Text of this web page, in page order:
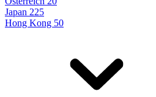
Japan 225
Hong Kong 50